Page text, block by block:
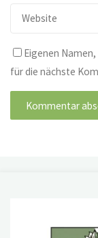
Eigenen
für die nächste